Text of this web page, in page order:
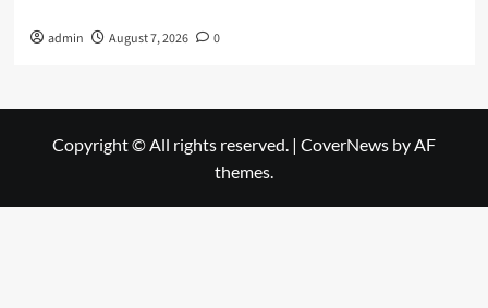
admin August 7, 2026 0
Copyright © All rights reserved. | CoverNews by AF
themes.